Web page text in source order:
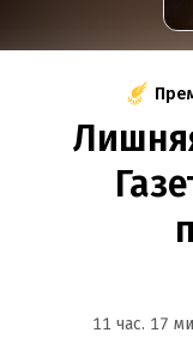
11 час. 17